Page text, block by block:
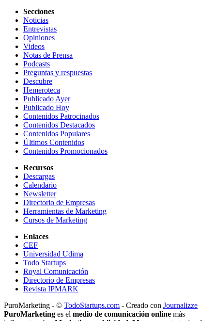
Secciones
Noticias
Entrevistas
Opiniones
Videos
Notas de Prensa
Podcasts
Preguntas y respuestas
Descubre
Hemeroteca
Publicado Ayer
Publicado Hoy
Contenidos Patrocinados
Contenidos Destacados
Contenidos Populares
Últimos Contenidos
Contenidos Promocionados
Recursos
Descargas
Calendario
Newsletter
Directorio de Empresas
Herramientas de Marketing
Cursos de Marketing
Enlaces
CEF
Universidad Udima
Todo Startups
Royal Comunicación
Directorio de Empresas
Revista IPMARK
PuroMarketing - © TodoStartups.com - Creado con Journalizze
PuroMarketing es el medio de comunicación online más